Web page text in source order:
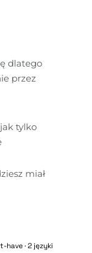
dlatego
przez
tylko
miał
have · 2 języki